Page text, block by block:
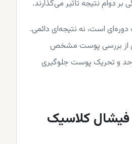
دوام نتیجه تأثیر می‌گذارند.
است، نه نتیجه‌ای دائمی.
از بررسی پوست مشخص
و تحریک پوست جلوگیری
کلاسیک